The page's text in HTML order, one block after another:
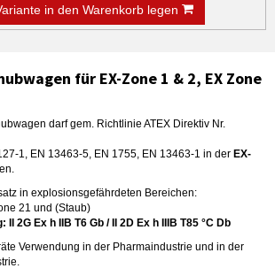
in den Warenkorb legen
für EX-Zone 1 & 2, EX Zone
darf gem. Richtlinie ATEX Direktiv Nr.
1, EN 13463-5, EN 1755, EN 13463-1 in der EX-
in explosionsgefährdeten Bereichen:
21 und (Staub)
2G Ex h IIB T6 Gb / II 2D Ex h IIIB T85 °C Db
Verwendung in der Pharmaindustrie und in der